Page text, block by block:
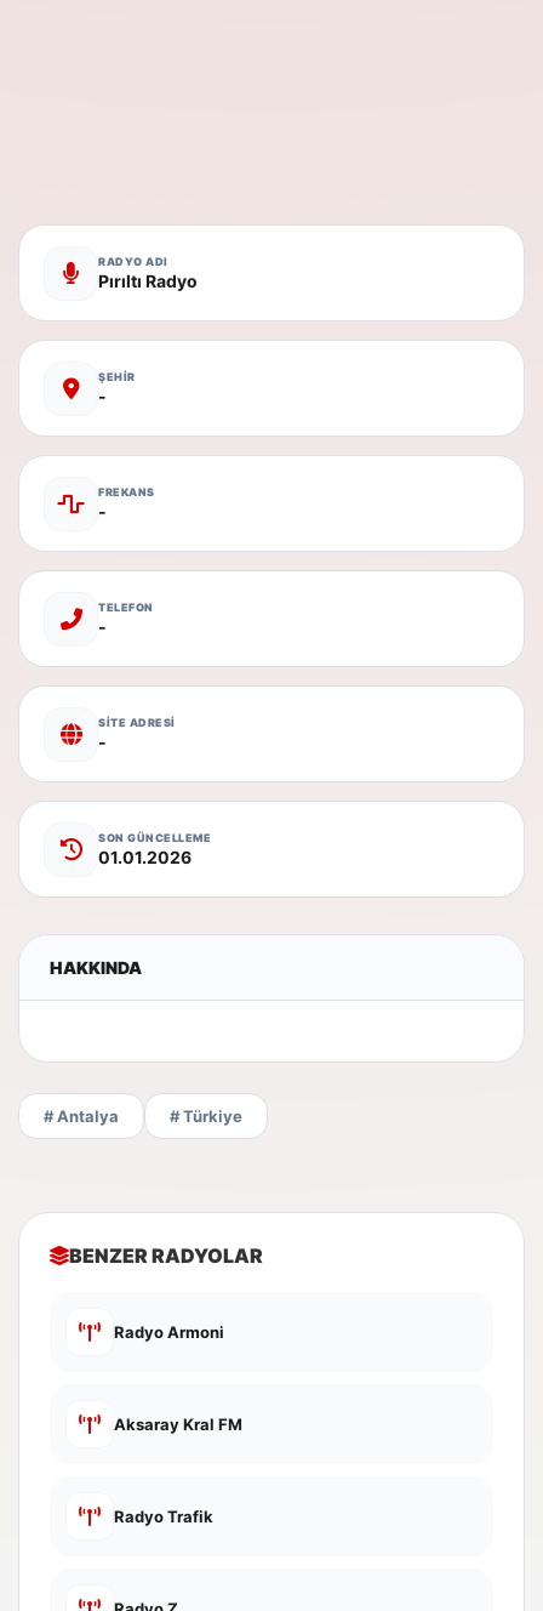
RADYO ADI
Pırıltı Radyo
ŞEHİR
-
FREKANS
-
TELEFON
-
SİTE ADRESİ
-
SON GÜNCELLEME
01.01.2026
HAKKINDA
# Antalya # Türkiye
BENZER RADYOLAR
Radyo Armoni
Aksaray Kral FM
Radyo Trafik